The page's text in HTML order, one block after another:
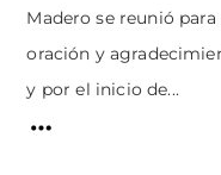
Madero se reunió
oración y
y por el inicio de...